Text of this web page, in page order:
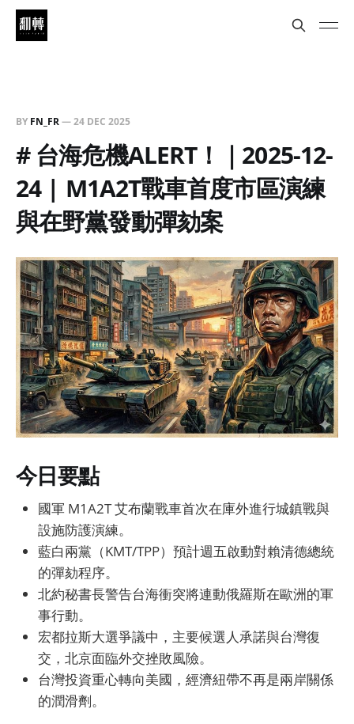
BY FN_FR—24 DEC 2025
# 台海危機ALERT！｜2025-12-
24 | M1A2T戰車首度市區演練
與在野黨發動彈劾案
今日要點
國軍 M1A2T 艾布蘭戰車首次在庫外進行城鎮戰與
設施防護演練。
藍白兩黨（KMT/TPP）預計週五啟動對賴清德總統
的彈劾程序。
北約秘書長警告台海衝突將連動俄羅斯在歐洲的軍
事行動。
宏都拉斯大選爭議中，主要候選人承諾與台灣復
交，北京面臨外交挫敗風險。
台灣投資重心轉向美國，經濟紐帶不再是兩岸關係
的潤滑劑。